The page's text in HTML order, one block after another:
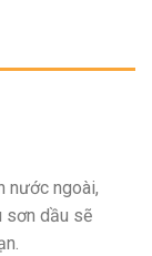
nước ngoài,
sơn dầu sẽ